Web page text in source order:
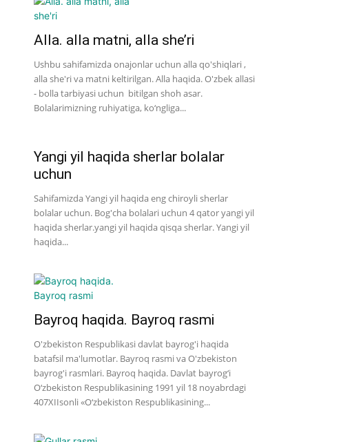
Alla. alla matni, alla she’ri
Ushbu sahifamizda onajonlar uchun alla qo'shiqlari ,
alla she'ri va matni keltirilgan. Alla haqida. O'zbek allasi
- bolla tarbiyasi uchun bitilgan shoh asar.
Bolalarimizning ruhiyatiga, ko‘ngliga...
Yangi yil haqida sherlar bolalar
uchun
Sahifamizda Yangi yil haqida eng chiroyli sherlar
bolalar uchun. Bog'cha bolalari uchun 4 qator yangi yil
haqida sherlar.yangi yil haqida qisqa sherlar. Yangi yil
haqida...
Bayroq haqida. Bayroq rasmi
O'zbekiston Respublikasi davlat bayrog'i haqida
batafsil ma'lumotlar. Bayroq rasmi va O'zbekiston
bayrog'i rasmlari. Bayroq haqida. Davlat bayrog‘i
O‘zbekiston Respublikasining 1991 yil 18 noyabrdagi
407­XII­sonli «O‘zbekiston Respublikasining...